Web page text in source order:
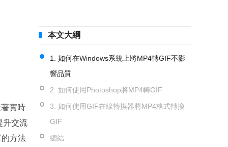
實時
升交流
方法
本文大綱
1. 如何在Windows系統上將MP4轉GIF不影
響品質
2. 如何使用Photoshop將MP4轉GIF
3. 如何使用GIF在線轉換器將MP4格式轉換
GIF
總結